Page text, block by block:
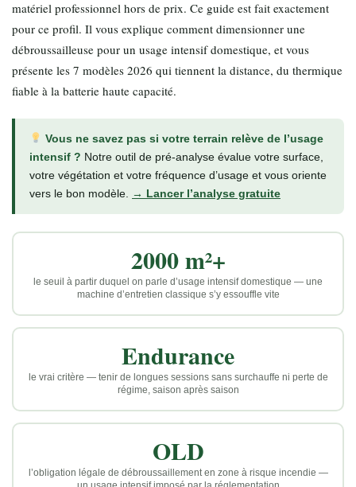
matériel professionnel hors de prix. Ce guide est fait exactement
pour ce profil. Il vous explique comment dimensionner une
débroussailleuse pour un usage intensif domestique, et vous
présente les 7 modèles 2026 qui tiennent la distance, du thermique
fiable à la batterie haute capacité.
Vous ne savez pas si votre terrain relève de l’usage
intensif ? Notre outil de pré-analyse évalue votre surface,
votre végétation et votre fréquence d’usage et vous oriente
vers le bon modèle.
→ Lancer l’analyse gratuite
2000 m²+
le seuil à partir duquel on parle d’usage intensif domestique — une
machine d’entretien classique s’y essouffle vite
Endurance
le vrai critère — tenir de longues sessions sans surchauffe ni perte de
régime, saison après saison
OLD
l’obligation légale de débroussaillement en zone à risque incendie —